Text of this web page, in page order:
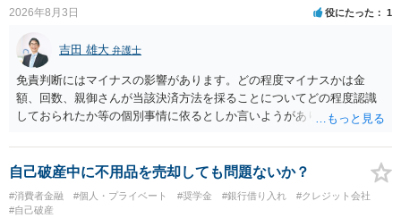
2026年8月3日 役にたった 1
吉田 雄大 弁護士
免責判断にはマイナスの影響があります。どの程度マイナスかは金
額、回数、親御さんが当該決済方法を採ることについてどの程度認識
しておられたか等の個別事情に依るとしか言いようがありません。 と
なって相談し、善後策を考えることをお勧めします。
自己破産中に不用品を売却しても問題ないか？
#消費者金融 #個人・プライベート #奨学金 #銀行借り入れ
#クレジット会社
#自己破産